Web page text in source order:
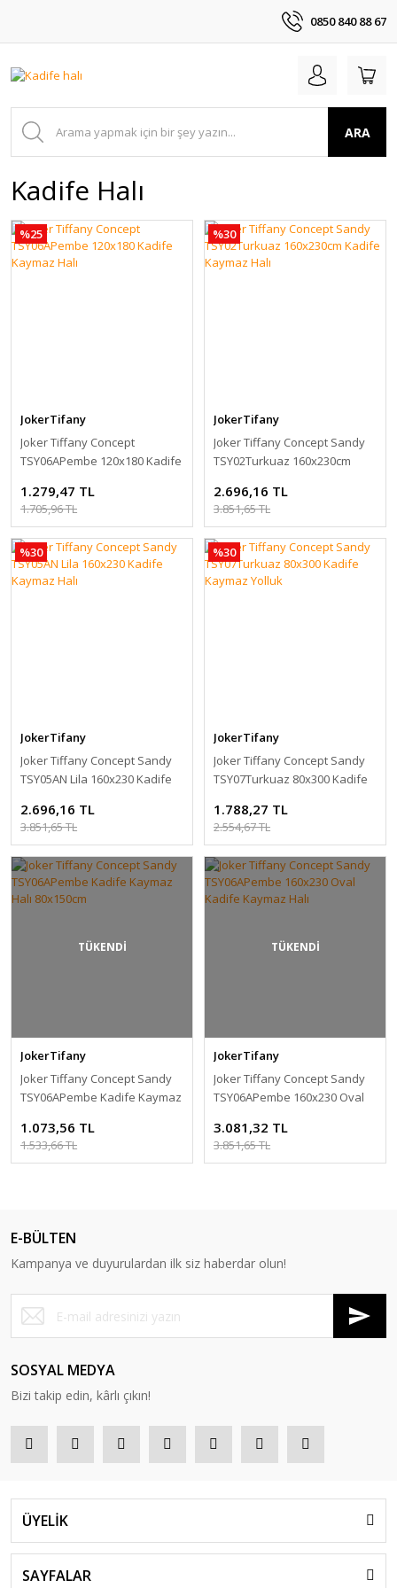
0850 840 88 67
ARA
Kadife Halı
%25
JokerTifany
Joker Tiffany Concept
TSY06APembe 120x180 Kadife
1.279,47 TL
1.705,96 TL
%30
JokerTifany
Joker Tiffany Concept Sandy
TSY02Turkuaz 160x230cm
2.696,16 TL
3.851,65 TL
%30
JokerTifany
Joker Tiffany Concept Sandy
TSY05AN Lila 160x230 Kadife
2.696,16 TL
3.851,65 TL
%30
JokerTifany
Joker Tiffany Concept Sandy
TSY07Turkuaz 80x300 Kadife
1.788,27 TL
2.554,67 TL
TÜKENDİ
JokerTifany
Joker Tiffany Concept Sandy
TSY06APembe Kadife Kaymaz
1.073,56 TL
1.533,66 TL
TÜKENDİ
JokerTifany
Joker Tiffany Concept Sandy
TSY06APembe 160x230 Oval
3.081,32 TL
3.851,65 TL
E-BÜLTEN
Kampanya ve duyurulardan ilk siz haberdar olun!
SOSYAL MEDYA
Bizi takip edin, kârlı çıkın!
ÜYELİK
SAYFALAR